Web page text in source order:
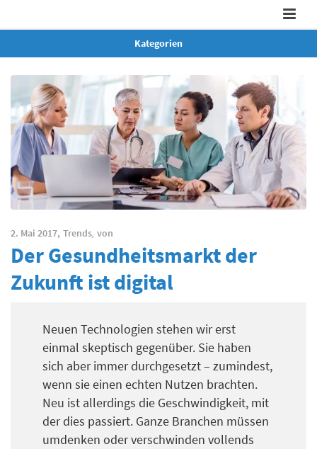
Kategorien
2. Mai 2017, Trends, von
Der Gesundheitsmarkt der
Zukunft ist digital
Neuen Technologien stehen wir erst
einmal skeptisch gegenüber. Sie haben
sich aber immer durchgesetzt – zumindest,
wenn sie einen echten Nutzen brachten.
Neu ist allerdings die Geschwindigkeit, mit
der dies passiert. Ganze Branchen müssen
umdenken oder verschwinden vollends